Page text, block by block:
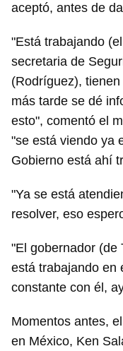
aceptó, antes de
"Está trabajando
secretaria de
(Rodríguez),
más tarde se dé
esto", comentó el
"se está viendo ya
Gobierno está ahí
"Ya se está
resolver, eso
"El gobernador (de
está trabajando en
constante con él,
Momentos antes,
en México, Ken